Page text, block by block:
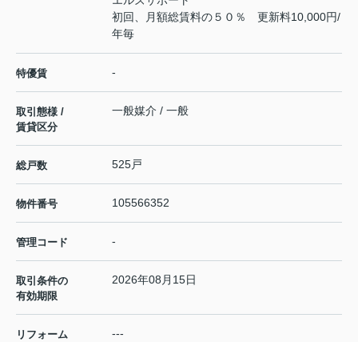
初回、月額総賃料の５０％ 更新料10,000円/
年毎
特優賃 -
取引態様 /
賃貸区分
一般媒介 / 一般
総戸数 525戸
物件番号 105566352
管理コード -
取引条件の
有効期限
2026年08月15日
リフォーム ---